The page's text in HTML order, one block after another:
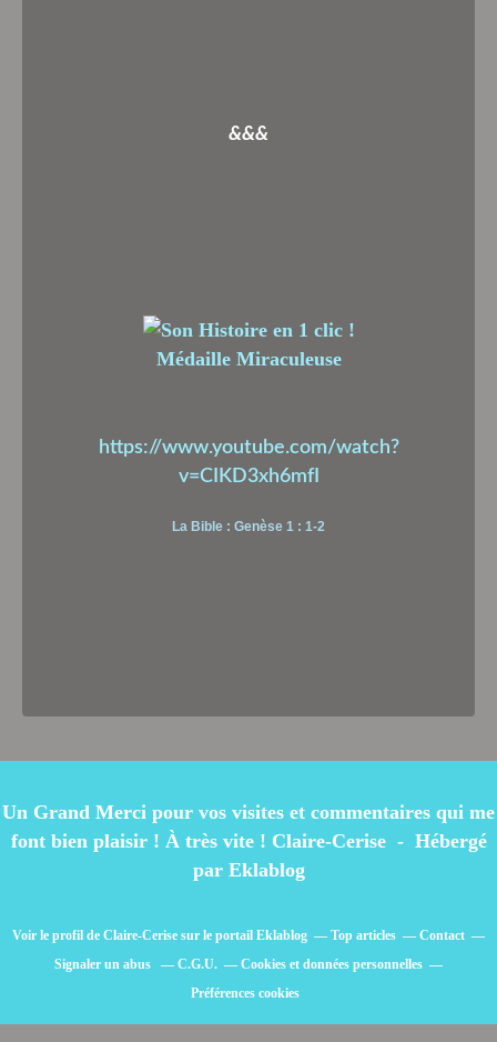
&&&
Médaille Miraculeuse
https://www.youtube.com/watch?
v=CIKD3xh6mfI
La Bible : Genèse 1 : 1-2
Un Grand Merci pour vos visites et commentaires qui me
font bien plaisir ! À très vite ! Claire-Cerise - Hébergé
par Eklablog
Voir le profil de Claire-Cerise sur le portail Eklablog Top articles
Contact
Signaler un abus
C.G.U.
Cookies et données personnelles
Préférences cookies